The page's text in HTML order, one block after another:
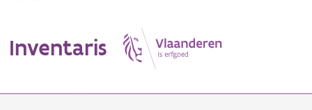
Inventaris